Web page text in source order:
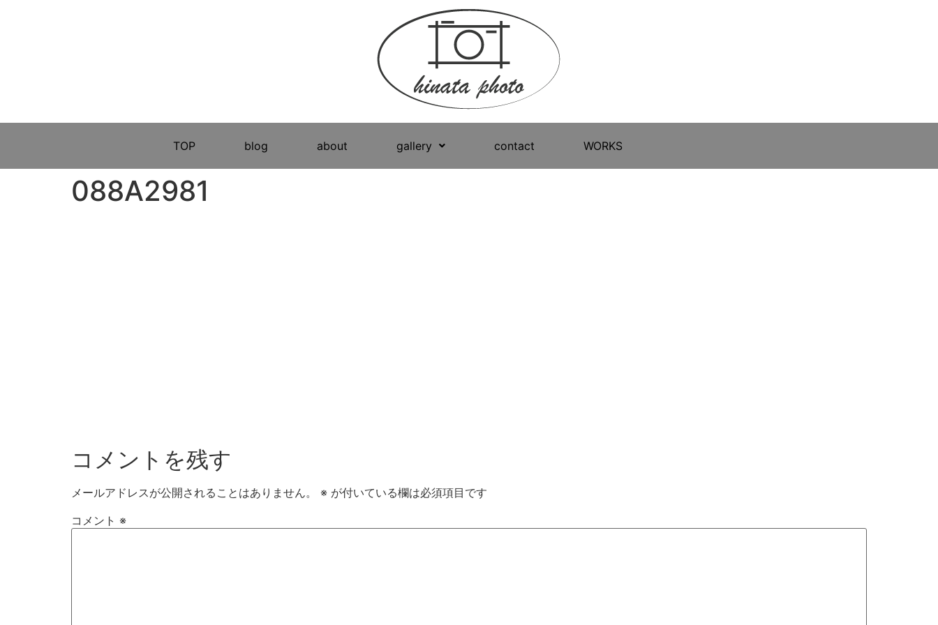
TOP blog about gallery contact WORKS
088A2981
コメントを残す
メールアドレスが公開されることはありません。 ※ が付いている欄は必須項目です
コメント ※